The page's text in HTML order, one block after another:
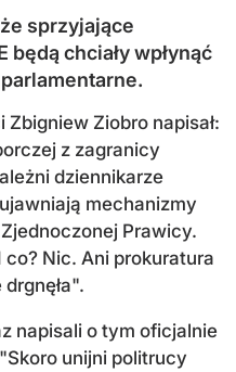
sprzyjające
chciały wpłynąć
Ziobro napisał:
z zagranicy
dziennikarze
mechanizmy
Prawicy.
co? Nic. Ani prokuratura
napisali o tym oficjalnie
unijni politrucy